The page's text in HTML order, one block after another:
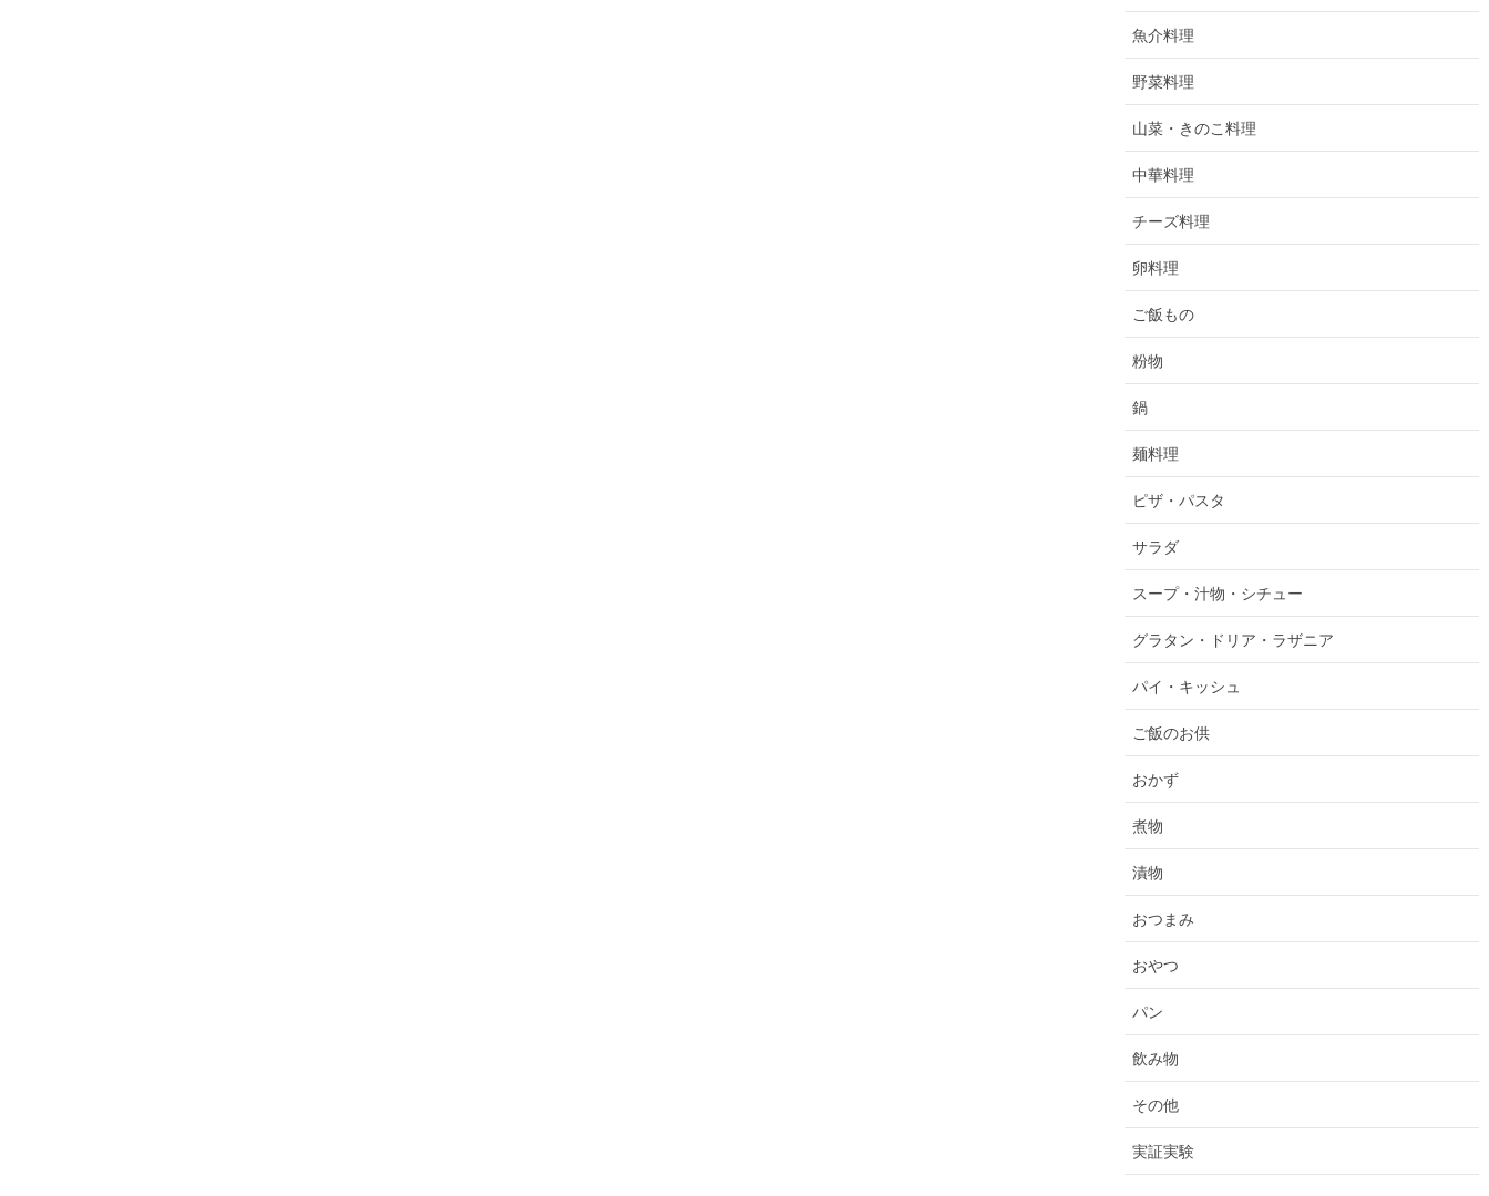
魚介料理
野菜料理
山菜・きのこ料理
中華料理
チーズ料理
卵料理
ご飯もの
粉物
鍋
麺料理
ピザ・パスタ
サラダ
スープ・汁物・シチュー
グラタン・ドリア・ラザニア
パイ・キッシュ
ご飯のお供
おかず
煮物
漬物
おつまみ
おやつ
パン
飲み物
その他
実証実験